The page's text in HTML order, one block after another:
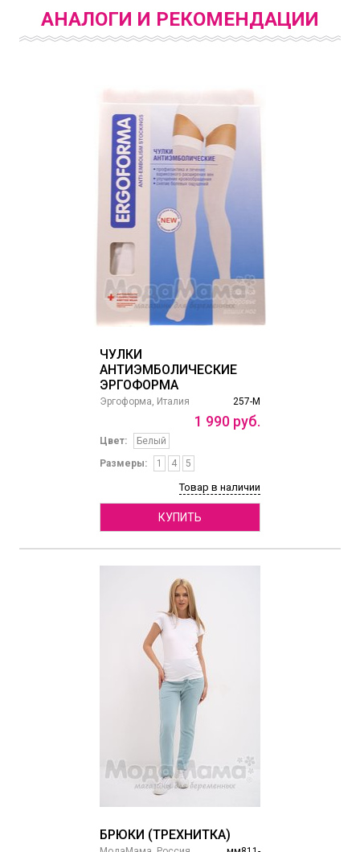
АНАЛОГИ И РЕКОМЕНДАЦИИ
ЧУЛКИ
АНТИЭМБОЛИЧЕСКИЕ
ЭРГОФОРМА
257-М
Эргоформа, Италия
1 990 руб.
Цвет:
Белый
Размеры:
1 4 5
Товар в наличии
КУПИТЬ
БРЮКИ (ТРЕХНИТКА)